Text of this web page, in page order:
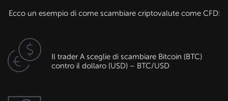
Ecco un esempio di come scambiare criptovalute come CFD:
Il trader A sceglie di scambiare Bitcoin (BTC)
contro il dollaro (USD) – BTC/USD